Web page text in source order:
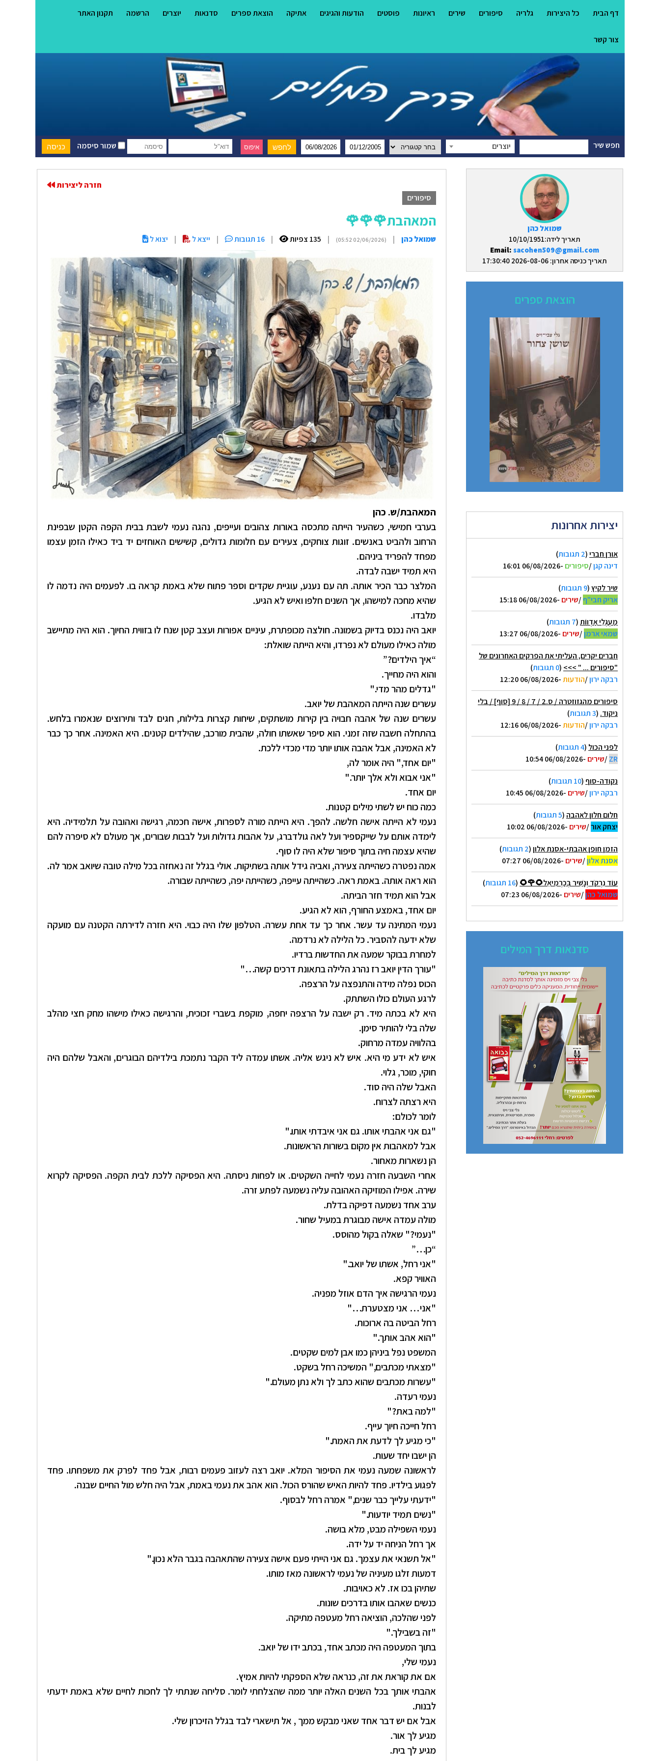
דף הבית כל היצירות גלריה סיפורים שירים ראיונות פוסטים הודעות והגיגים אתיקה הוצאת ספרים סדנאות יוצרים הרשמה תקנון האתר
צור קשר
שמור סיסמה חפש שיר יוצרים
שמואל כהן
תאריך לידה:10/10/1951
Email: sacohen509@gmail.com
תאריך כניסה אחרון: 2026-08-06 17:30:40
הוצאת ספרים
יצירות אחרונות
אורן חברי(2 תגובות
)
דינה קגן/סיפורים -06/08/2026 16:01
שיר לקיץ(9 תגובות
)
אריק חבי"ף/שירים -06/08/2026 15:18
מַעְגְּלֵי אַדְווֹת(7 תגובות
)
שמאי ארמן/שירים -06/08/2026 13:27
חברים יקרים, העליתי את הפרקים האחרונים של
"סיפורים ... " >>> (0 תגובות
)
רבקה ירון/הודעות-06/08/2026 12:20
סיפורים מהגזוזטרה / ס.2 / 7 / 8 / 9 [סוף] / בלי
ניקוד. (3 תגובות
)
רבקה ירון/הודעות-06/08/2026 12:16
לפני הכול (4 תגובות
)
ZR
/שירים -06/08/2026 10:54
נקודה-סוף (10 תגובות
)
רבקה ירון/שירים -06/08/2026 10:45
חלום חלון לאהבה (5 תגובות
)
יצחק אור/שירים -06/08/2026 10:02
הזמן חופן אהבתי-אסנת אלון(2 תגובות
)
אסנת אלון/שירים -06/08/2026 07:27
עוֹד נִרְקֹד וְנָשִׁיר בְּכַרְמִיאֵל🌻🌹🌻 (16 תגובות
)
שמואל כהן/שירים -06/08/2026 07:23
סדנאות דרך המילים
חזרה ליצירות
סיפורים
המאהבת🌹🌹🌹
שמואל כהן |
(02/06/2026 05:52)
| 135 צפיות | 16 תגובות | ייצא ל | יצוא ל
המאהבת/ש. כהן
בערבי חמישי, כשהעיר הייתה מתכסה באורות צהובים ועייפים, נהגה נעמי לשבת בבית הקפה הקטן שבפינת
הרחוב ולהביט באנשים. זוגות צוחקים, צעירים עם חלומות גדולים, קשישים האוחזים יד ביד כאילו הזמן עצמו
מפחד להפריד ביניהם.
היא תמיד ישבה לבדה.
המלצר כבר הכיר אותה. תה עם נענע, עוגיית שקדים וספר פתוח שלא באמת קראה בו. לפעמים היה נדמה לו
שהיא מחכה למישהו, אך השנים חלפו ואיש לא הגיע.
מלבדו.
יואב היה נכנס בדיוק בשמונה. חולצה מכופתרת, עיניים אפורות ועצב קטן שנח לו בזווית החיוך. הוא היה מתיישב
מולה כאילו מעולם לא נפרדו, והיא הייתה שואלת:
“איך הילדים?”
והוא היה מחייך.
"גדלים מהר מדי."
עשרים שנה הייתה המאהבת של יואב.
עשרים שנה של אהבה חבויה בין קירות מושתקים, שיחות קצרות בלילות, חגים לבד ותירוצים שנאמרו בלחש.
בהתחלה חשבה שזה זמני. הוא סיפר שאשתו חולה, שהבית מורכב, שהילדים קטנים. היא האמינה. אחר כך כבר
לא האמינה, אבל אהבה אותו יותר מדי מכדי ללכת.
"יום אחד," היה אומר לה,
"אני אבוא ולא אלך יותר."
יום אחד.
כמה כוח יש לשתי מילים קטנות.
נעמי לא הייתה אישה חלשה. להפך. היא הייתה מורה לספרות, אישה חכמה, רגישה ואהובה על תלמידיה. היא
לימדה אותם על שייקספיר ועל לאה גולדברג, על אהבות גדולות ועל לבבות שבורים, אך מעולם לא סיפרה להם
שהיא עצמה חיה בתוך סיפור שלא היה לו סוף.
אמה נפטרה כשהייתה צעירה, ואביה גידל אותה בשתיקות. אולי בגלל זה נאחזה בכל מילה טובה שיואב אמר לה.
הוא ראה אותה. באמת ראה. כשהייתה עייפה, כשהייתה יפה, כשהייתה שבורה.
אבל הוא תמיד חזר הביתה.
יום אחד, באמצע החורף, הוא לא הגיע.
נעמי המתינה עד עשר. אחר כך עד אחת עשרה. הטלפון שלו היה כבוי. היא חזרה לדירתה הקטנה עם מועקה
שלא ידעה להסביר. כל הלילה לא נרדמה.
למחרת בבוקר שמעה את החדשות ברדיו.
"עורך הדין יואב רז נהרג הלילה בתאונת דרכים קשה…"
הכוס נפלה מידה והתנפצה על הרצפה.
לרגע העולם כולו השתתק.
היא לא בכתה מיד. רק ישבה על הרצפה יחפה, מוקפת בשברי זכוכית, והרגישה כאילו מישהו מחק חצי מהלב
שלה בלי להותיר סימן.
בהלוויה עמדה מרחוק.
איש לא ידע מי היא. איש לא ניגש אליה. אשתו עמדה ליד הקבר נתמכת בילדיהם הבוגרים, והאבל שלהם היה
חוקי, מוכר, גלוי.
האבל שלה היה סוד.
היא רצתה לצרוח.
לומר לכולם:
"גם אני אהבתי אותו. גם אני איבדתי אותו."
אבל למאהבות אין מקום בשורות הראשונות.
הן נשארות מאחור.
אחרי השבעה חזרה נעמי לחייה השקטים. או לפחות ניסתה. היא הפסיקה ללכת לבית הקפה. הפסיקה לקרוא
שירה. אפילו המוזיקה האהובה עליה נשמעה לפתע זרה.
ערב אחד נשמעה דפיקה בדלת.
מולה עמדה אישה מבוגרת במעיל שחור.
"נעמי?" שאלה בקול מהוסס.
“כן…”
"אני רחל, אשתו של יואב."
האוויר קפא.
נעמי הרגישה איך הדם אוזל מפניה.
"אני… אני מצטערת…"
רחל הביטה בה ארוכות.
"הוא אהב אותך."
המשפט נפל ביניהן כמו אבן למים שקטים.
"מצאתי מכתבים," המשיכה רחל בשקט.
"עשרות מכתבים שהוא כתב לך ולא נתן מעולם."
נעמי רעדה.
"למה באת?"
רחל חייכה חיוך עייף.
"כי מגיע לך לדעת את האמת."
הן ישבו יחד שעות.
לראשונה שמעה נעמי את הסיפור המלא. יואב רצה לעזוב פעמים רבות, אבל פחד לפרק את משפחתו. פחד
לפגוע בילדיו. פחד להיות האיש שהורס הכול. הוא אהב את נעמי באמת, אבל היה חלש מול החיים שבנה.
"ידעתי עלייך כבר שנים," אמרה רחל לבסוף.
"נשים תמיד יודעות."
נעמי השפילה מבט, מלא בושה.
אך רחל הניחה יד על ידה.
"אל תשנאי את עצמך. גם אני הייתי פעם אישה צעירה שהתאהבה בגבר הלא נכון."
דמעות זלגו מעיניה של נעמי לראשונה מאז מותו.
שתיהן בכו אז. לא כאויבות.
כנשים שאהבו אותו בדרכים שונות.
לפני שהלכה, הוציאה רחל מעטפה מתיקה.
"זה בשבילך."
בתוך המעטפה היה מכתב אחד, בכתב ידו של יואב.
נעמי שלי,
אם את קוראת את זה, כנראה שלא הספקתי להיות אמיץ.
אהבתי אותך בכל השנים האלה יותר ממה שהצלחתי לומר. סליחה שנתתי לך לחכות לחיים שלא באמת ידעתי
לבנות.
אבל אם יש דבר אחד שאני מבקש ממך , אל תישארי לבד בגלל הזיכרון שלי.
מגיע לך אור.
מגיע לך בית.